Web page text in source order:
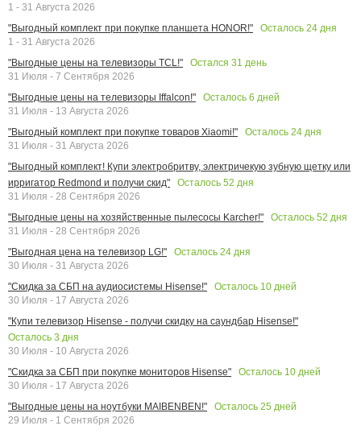
1 - 31 Августа 2026
"Выгодный комплект при покупке планшета HONOR!"
Осталось 24 дня
1 - 31 Августа 2026
"Выгодные цены на телевизоры TCL!"
Остался 31 день
31 Июля - 7 Сентября 2026
"Выгодные цены на телевизоры Iffalcon!"
Осталось 6 дней
31 Июля - 13 Августа 2026
"Выгодный комплект при покупке товаров Xiaomi!"
Осталось 24 дня
31 Июля - 31 Августа 2026
"Выгодный комплект! Купи электробритву, электричекую зубную щетку или
ирригатор Redmond и получи скид"
Осталось 52 дня
31 Июля - 28 Сентября 2026
"Выгодные цены на хозяйственные пылесосы Karcher!"
Осталось 52 дня
31 Июля - 28 Сентября 2026
"Выгодная цена на телевизор LG!"
Осталось 24 дня
30 Июля - 31 Августа 2026
"Скидка за СБП на аудиосистемы Hisense!"
Осталось 10 дней
30 Июля - 17 Августа 2026
"Купи телевизор Hisense - получи скидку на саундбар Hisense!"
Осталось 3 дня
30 Июля - 10 Августа 2026
"Скидка за СБП при покупке мониторов Hisense"
Осталось 10 дней
30 Июля - 17 Августа 2026
"Выгодные цены на ноутбуки MAIBENBEN!"
Осталось 25 дней
29 Июля - 1 Сентября 2026